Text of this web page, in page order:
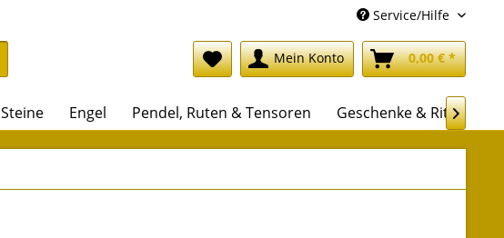
Service/Hilfe
Mein Konto 0,00 € *
Steine Engel Pendel, Ruten & Tensoren Geschenke & Rituale
